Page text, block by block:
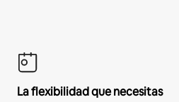
La flexibilidad que necesitas